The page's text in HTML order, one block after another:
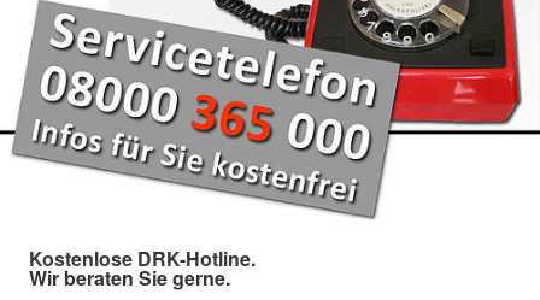
Kostenlose DRK-Hotline.
Wir beraten Sie gerne.